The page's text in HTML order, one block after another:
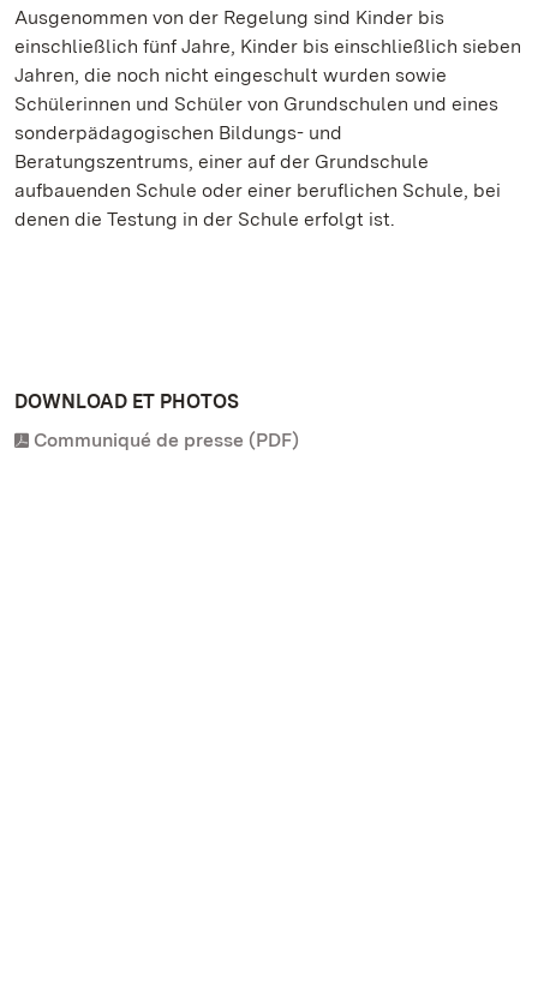
Ausgenommen von der Regelung sind Kinder bis
einschließlich fünf Jahre, Kinder bis einschließlich sieben
Jahren, die noch nicht eingeschult wurden sowie
Schülerinnen und Schüler von Grundschulen und eines
sonderpädagogischen Bildungs- und
Beratungszentrums, einer auf der Grundschule
aufbauenden Schule oder einer beruflichen Schule, bei
denen die Testung in der Schule erfolgt ist.
DOWNLOAD ET PHOTOS
Communiqué de presse (PDF)